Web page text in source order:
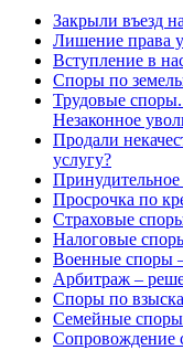
Закрыли въезд
Лишение права
Вступление в
Споры по
Трудовые
Незаконное
Продали
услугу?
Просрочка по
Страховые
Налоговые
Военные споры
Арбитраж –
Споры по
Семейные споры
Сопровождение